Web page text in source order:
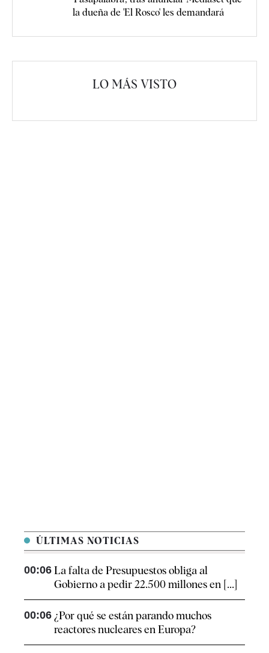
la dueña de 'El Rosco' les demandará
LO MÁS VISTO
ÚLTIMAS NOTICIAS
00:06 La falta de Presupuestos obliga al
Gobierno a pedir 22.500 millones en [...]
00:06 ¿Por qué se están parando muchos
reactores nucleares en Europa?